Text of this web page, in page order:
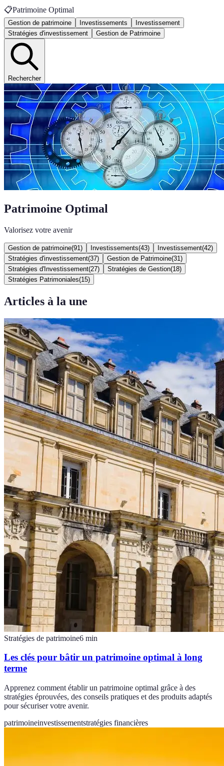
📋Patrimoine Optimal
Gestion de patrimoine Investissements
Investissement
Stratégies d'investissement
Gestion de Patrimoine
Rechercher
Patrimoine Optimal
Valorisez votre avenir
Gestion de patrimoine(91 ) Investissements(43) Investissement(42)
Stratégies d'investissement(37) Gestion de Patrimoine(31 )
Stratégies d'Investissement(27) Stratégies de Gestion(18)
Stratégies Patrimoniales(15)
Articles à la une
Stratégies de patrimoine6 min
Les clés pour bâtir un patrimoine optimal à long
terme
Apprenez comment établir un patrimoine optimal grâce à des
stratégies éprouvées, des conseils pratiques et des produits adaptés
pour sécuriser votre avenir.
patrimoineinvestissementstratégies financières